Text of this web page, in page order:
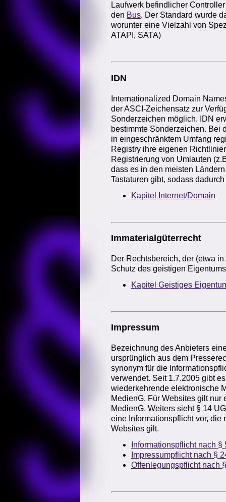
Laufwerk befindlicher
den Bus. Der Standard wurde
worunter eine Vielzahl von
ATAPI, SATA)
IDN
Internationalized Domain
der ASCI-Zeichensatz zur
Sonderzeichen möglich. IDN
bestimmte Sonderzeichen. Bei
in eingeschränktem Umfang
Registry ihre eigenen
Registrierung von Umlauten
dass es in den meisten
Tastaturen gibt, sodass
Kapitel Internet/Domain
Immaterial güterrecht
Der Rechtsbereich, der (etwa
Schutz des geistigen
Kapitel Geistiges
Impressum
Bezeichnung des Anbieters
ursprünglich aus dem
synonym für die
verwendet. Seit 1.7.2005 gibt
wiederkehrende elektronische
MedienG. Für Websites gilt
MedienG. Weiters sieht § 14
eine Informationspflicht vor, die
Websites gilt.
Informationspflicht nach §
Impressumpflicht nach §
Offenlegungspflicht nach